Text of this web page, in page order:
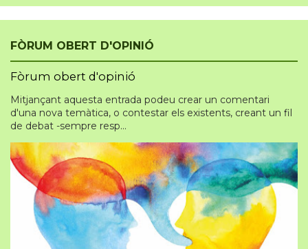
FÒRUM OBERT D'OPINIÓ
Fòrum obert d'opinió
Mitjançant aquesta entrada podeu crear un comentari
d'una nova temàtica, o contestar els existents, creant un fil
de debat -sempre resp...